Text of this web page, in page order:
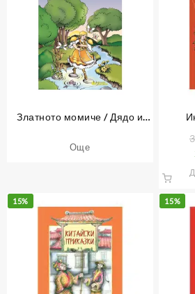
Златното момиче / Дядо и
Още
15% 15%